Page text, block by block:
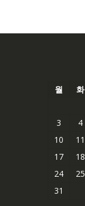
월 화
3
4
10
11
17
18
24
25
31